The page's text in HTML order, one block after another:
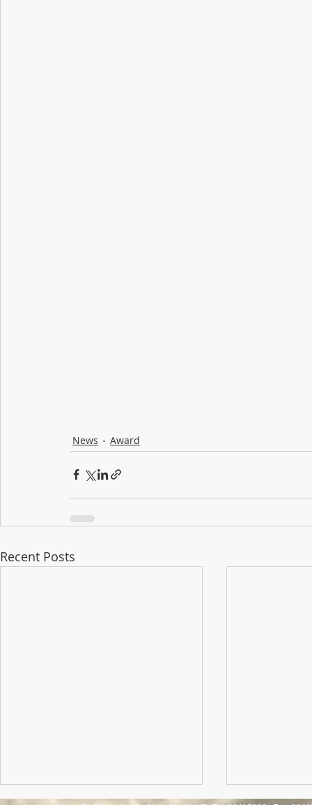
News Award
Recent Posts